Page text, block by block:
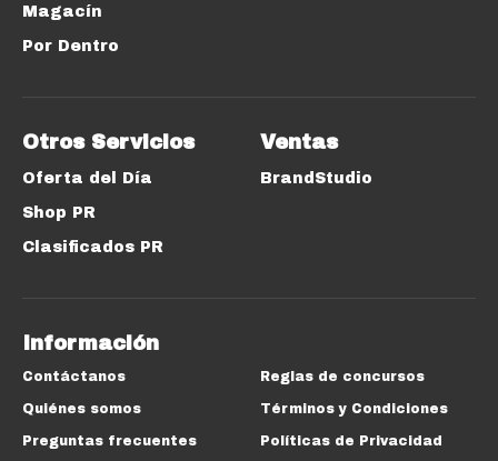
Magacín
Por Dentro
Otros Servicios
Oferta del Día
Shop PR
Clasificados PR
Ventas
BrandStudio
Información
Contáctanos
Quiénes somos
Preguntas frecuentes
Reglas de concursos
Términos y Condiciones
Políticas de Privacidad